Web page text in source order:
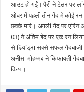
आउट हो गईं। पैरी ने टेलर पर
ओवर में पहली तीन गेंद में कोई रन
छक्के मारे। अगली गेंद पर एरिन
03) ने अंतिम गेंद पर एक रन
से डियांड्रा सबसे सफल गेंदबाजी
अनीसा मोहम्मद ने किफायती
किया।